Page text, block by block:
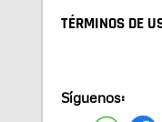
TÉRMINOS DE
Síguenos: